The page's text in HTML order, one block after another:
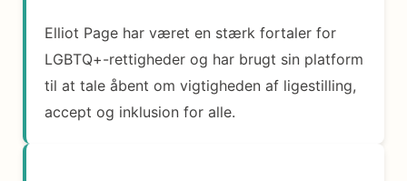
Elliot Page har været en stærk fortaler for
LGBTQ+-rettigheder og har brugt sin platform
til at tale åbent om vigtigheden af ligestilling,
accept og inklusion for alle.